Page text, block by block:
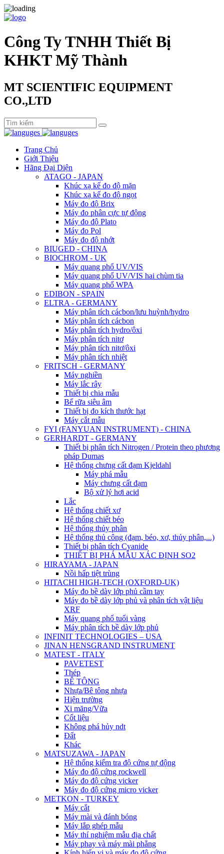
Công Ty TNHH Thiết Bị
KHKT Mỹ Thành
MT SCIENTIFIC EQUIPMENT
CO.,LTD
Trang Chủ
Giới Thiệu
Hãng Đại Diện
ATAGO - JAPAN
Khúc xạ kế đo độ mặn
Khúc xạ kế đo độ ngọt
Máy đo độ Brix
Máy đo phân cực tự động
Máy đo độ Plato
Máy đo Pol
Máy đo độ nhớt
BIUGED - CHINA
BIOCHROM - UK
Máy quang phổ UV/VIS
Máy quang phổ UV/VIS hai chùm tia
Máy quang phổ WPA
EDIBON - SPAIN
ELTRA - GERMANY
Máy phân tích cácbon/lưu huỳnh/hydro
Máy phân tích cácbon
Máy phân tích hydro/ôxi
Máy phân tích nitơ
Máy phân tích nitơ/ôxi
Máy phân tích nhiệt
FRITSCH - GERMANY
Máy nghiền
Máy lắc rây
Thiết bị chia mẫu
Bể rữa siêu âm
Thiết bị đo kích thước hạt
Máy cắt mẫu
FYI (FANYUAN INSTRUMENT) - CHINA
GERHARDT - GERMANY
Thiết bị phân tích Nitrogen / Protein theo phương
pháp Dumas
Hệ thống chưng cất đạm Kjeldahl
Máy phá mẫu
Máy chưng cất đạm
Bộ xử lý hơi acid
Lắc
Hệ thống chiết xơ
Hệ thống chiết béo
Hệ thống thủy phân
Hệ thống thủ công (đạm, béo, xơ, thủy phân,...)
Thiết bị phân tích Cyanide
THIẾT BỊ PHÁ MẪU XÁC ĐỊNH SO2
HIRAYAMA - JAPAN
Nồi hấp tiệt trùng
HITACHI HIGH-TECH (OXFORD-UK)
Máy đo bề dày lớp phủ cầm tay
Máy đo bề dày lớp phủ và phân tích vật liệu
XRF
Máy quang phổ tuổi vàng
Máy phân tích bề dày lớp phủ
INFINIT TECHNOLOGIES – USA
JINAN HENSGRAND INSTRUMENT
MATEST - ITALY
PAVETEST
Thép
BÊ TÔNG
Nhựa/Bê tông nhựa
Hiện trường
Xi măng/Vữa
Cốt liệu
Không phá hủy ndt
Đất
Khác
MATSUZAWA - JAPAN
Hệ thống kiểm tra độ cứng tự động
Máy đo độ cứng rockwell
Máy đo độ cứng vicker
Máy đo độ cứng micro vicker
METKON - TURKEY
Máy cắt
Máy mài và đánh bóng
Máy lắp ghép mẫu
Máy thí nghiệm mẫu địa chất
Máy phay và máy mài phẳng